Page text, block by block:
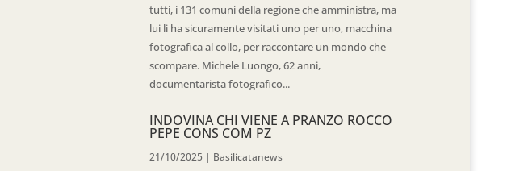
tutti, i 131 comuni della regione che amministra, ma
lui li ha sicuramente visitati uno per uno, macchina
fotografica al collo, per raccontare un mondo che
scompare. Michele Luongo, 62 anni,
documentarista fotografico...
INDOVINA CHI VIENE A PRANZO ROCCO
PEPE CONS COM PZ
21/10/2025 | Basilicatanews